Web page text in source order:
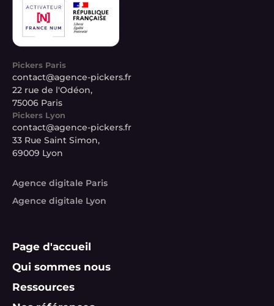
Pickers Paris
contact@agence-pickers.fr
22 rue de l'Odéon,
75006 Paris
Pickers Lyon
contact@agence-pickers.fr
33 Rue Saint Simon,
69009 Lyon
Agence digitale Paris
Agence digitale Lyon
Page d'accueil
Qui sommes nous
Ressources